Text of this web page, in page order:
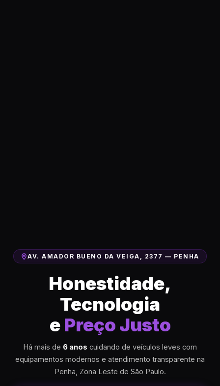
AV. AMADOR BUENO DA VEIGA, 2377 — PENHA
Honestidade,
Tecnologia
e Preço Justo
Há mais de 6 anos cuidando de veículos leves com
equipamentos modernos e atendimento transparente na
Penha, Zona Leste de São Paulo.